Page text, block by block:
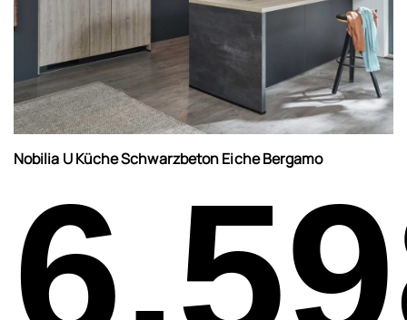
Nobilia U Küche Schwarzbeton Eiche Bergamo